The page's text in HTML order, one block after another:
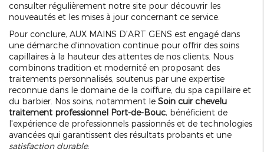
consulter régulièrement notre site pour découvrir les
nouveautés et les mises à jour concernant ce service.
Pour conclure, AUX MAINS D'ART GENS est engagé dans
une démarche d'innovation continue pour offrir des soins
capillaires à la hauteur des attentes de nos clients. Nous
combinons tradition et modernité en proposant des
traitements personnalisés, soutenus par une expertise
reconnue dans le domaine de la coiffure, du spa capillaire et
du barbier. Nos soins, notamment le Soin cuir chevelu
traitement professionnel Port-de-Bouc, bénéficient de
l'expérience de professionnels passionnés et de technologies
avancées qui garantissent des résultats probants et une
satisfaction durable.